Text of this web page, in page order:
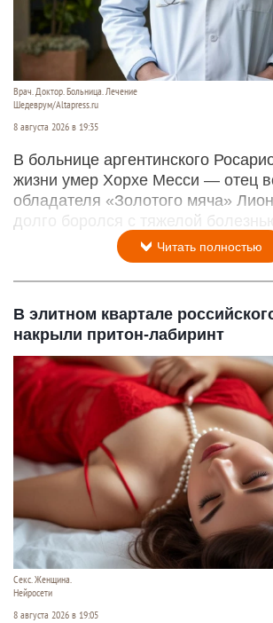
Врач. Доктор. Больница. Лечение
Шедеврум/Altapress.ru
8 августа 2026 в 19:35
В больнице аргентинского
жизни умер Хорхе Месси — отец
обладателя «Золотого мяча»
долго боролся с тяжелой
Читать полностью
В элитном квартале
накрыли притон-лабиринт
Секс. Женщина.
Нейросети
8 августа 2026 в 19:05